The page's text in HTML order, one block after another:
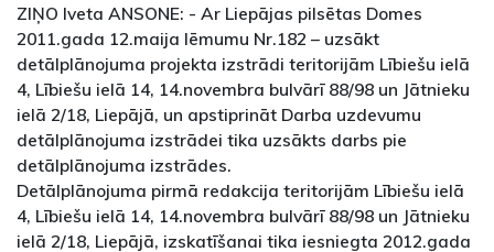
ZIŅO Iveta ANSONE: - Ar Liepājas pilsētas Domes
2011.gada 12.maija lēmumu Nr.182 – uzsākt
detālplānojuma projekta izstrādi teritorijām Lībiešu ielā
4, Lībiešu ielā 14, 14.novembra bulvārī 88/98 un Jātnieku
ielā 2/18, Liepājā, un apstiprināt Darba uzdevumu
detālplānojuma izstrādei tika uzsākts darbs pie
detālplānojuma izstrādes.
Detālplānojuma pirmā redakcija teritorijām Lībiešu ielā
4, Lībiešu ielā 14, 14.novembra bulvārī 88/98 un Jātnieku
ielā 2/18, Liepājā, izskatīšanai tika iesniegta 2012.gada